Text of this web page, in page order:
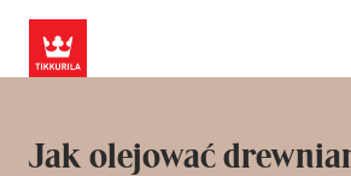
Jak olejować